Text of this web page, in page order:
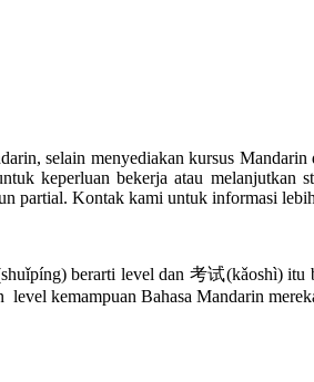
selain menyediakan kursus
keperluan bekerja atau melanjutkan
partial. Kontak kami untuk informasi
berarti level dan 考试(kǎoshì) itu
kemampuan Bahasa Mandarin